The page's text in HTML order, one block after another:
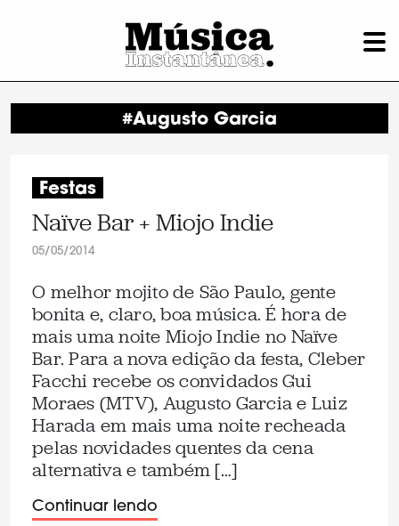
#Augusto Garcia
Festas
Naïve Bar + Miojo Indie
05/05/2014
O melhor mojito de São Paulo, gente
bonita e, claro, boa música. É hora de
mais uma noite Miojo Indie no Naïve
Bar. Para a nova edição da festa, Cleber
Facchi recebe os convidados Gui
Moraes (MTV), Augusto Garcia e Luiz
Harada em mais uma noite recheada
pelas novidades quentes da cena
alternativa e também […]
Continuar lendo